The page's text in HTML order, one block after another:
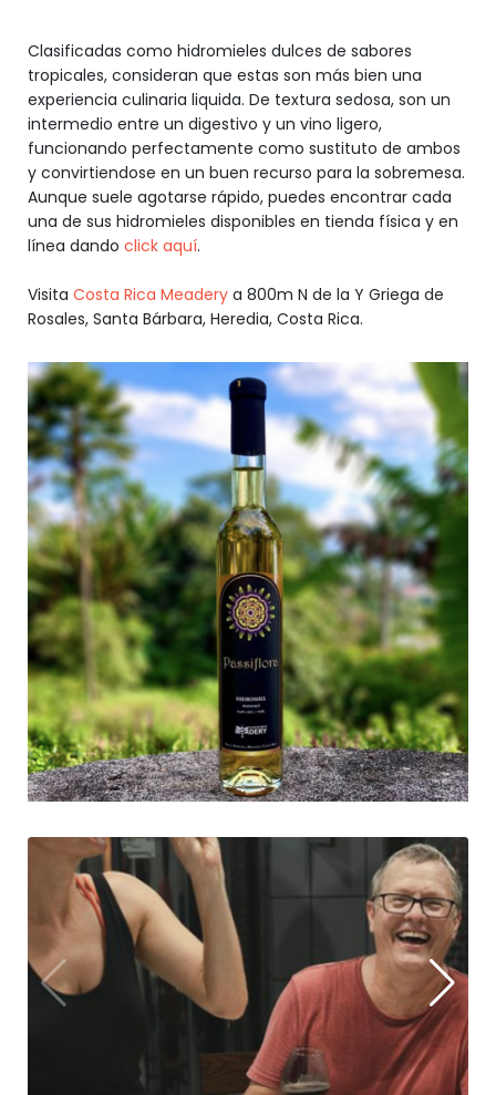
Clasificadas como hidromieles dulces de sabores
tropicales, consideran que estas son más bien una
experiencia culinaria liquida. De textura sedosa, son un
intermedio entre un digestivo y un vino ligero,
funcionando perfectamente como sustituto de ambos
y convirtiendose en un buen recurso para la sobremesa.
Aunque suele agotarse rápido, puedes encontrar cada
una de sus hidromieles disponibles en tienda física y en
línea dando click aquí.
Visita Costa Rica Meadery a 800m N de la Y Griega de
Rosales, Santa Bárbara, Heredia, Costa Rica.